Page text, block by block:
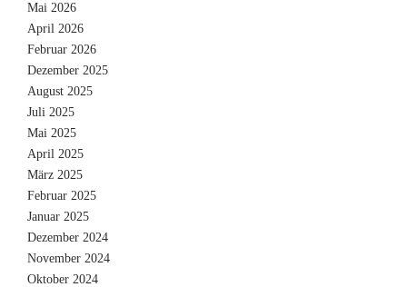
Mai 2026
April 2026
Februar 2026
Dezember 2025
August 2025
Juli 2025
Mai 2025
April 2025
März 2025
Februar 2025
Januar 2025
Dezember 2024
November 2024
Oktober 2024